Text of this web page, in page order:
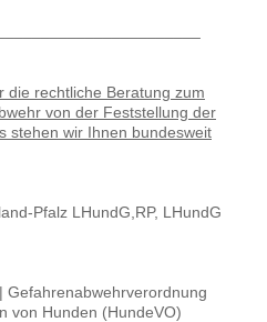
die rechtliche Beratung zum
von der Feststellung der
stehen wir Ihnen bundesweit
Pfalz LHundG,RP, LHundG
Gefahrenabwehrverordnung
von Hunden (HundeVO)